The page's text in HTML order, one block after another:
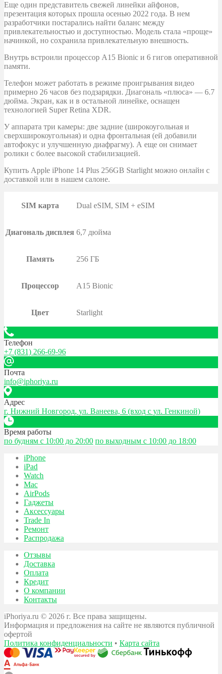
Еще один представитель свежей линейки айфонов,
презентация которых прошла осенью 2022 года. В нем
разработчики постарались найти баланс между
привлекательностью и доступностью. Модель стала «проще»
начинкой, но сохранила привлекательную внешность.
Внутрь встроили процессор A15 Bionic и 6 гигов оперативной
памяти.
Телефон может работать в режиме проигрывания видео
примерно 26 часов без подзарядки. Диагональ «плюса» — 6.7
дюйма. Экран, как и в остальной линейке, оснащен
технологией Super Retina XDR.
У аппарата три камеры: две задние (широкоугольная и
сверхширокоугольная) и одна фронтальная (ей добавили
автофокус и улучшенную диафрагму). А еще он снимает
ролики с более высокой стабилизацией.
Купить Apple iPhone 14 Plus 256GB Starlight можно онлайн с
доставкой или в нашем салоне.
SIM карта Dual eSIM, SIM + eSIM
Диагональ дисплея 6,7 дюйма
Память 256 ГБ
Процессор A15 Bionic
Цвет Starlight
Телефон
+7 (831) 266-69-96
Почта
info@iphoriya.ru
Адрес
г. Нижний Новгород, ул. Ванеева, 6 (вход с ул. Генкиной)
Время работы
по будням с 10:00 до 20:00 по выходным с 10:00 до 18:00
iPhone
iPad
Watch
Mac
AirPods
Гаджеты
Аксессуары
Trade In
Ремонт
Распродажа
Отзывы
Доставка
Оплата
Кредит
О компании
Контакты
iPhoriya.ru © 2026 г. Все права защищены.
Информация и предложения на сайте не являются публичной
офертой
Политика конфиденциальности • Карта сайта